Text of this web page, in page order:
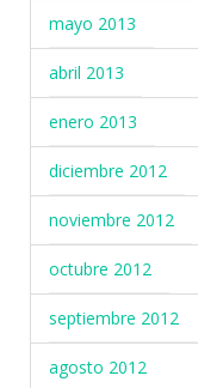
mayo 2013
abril 2013
enero 2013
diciembre 2012
noviembre 2012
octubre 2012
septiembre 2012
agosto 2012